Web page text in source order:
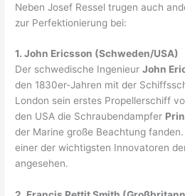
Neben Josef Ressel trugen auch
zur Perfektionierung bei:
1. John Ericsson (Schweden/USA)
Der schwedische IngenieurJohn
den 1830er-Jahren mit der
London sein erstes Propellerschiff
den USA die Schraubendampfer
der Marine große Beachtung
einer der wichtigsten Innovatoren
angesehen.